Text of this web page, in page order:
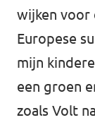
wijken voor
Europese
mijn
een groen
zoals Volt